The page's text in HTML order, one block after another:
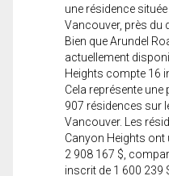
une résidence
Vancouver, près du
Bien que Arundel
actuellement
Heights compte 16
Cela représente une
907 résidences sur
Vancouver. Les
Canyon Heights
2 908 167 $,
inscrit de 1 600 239